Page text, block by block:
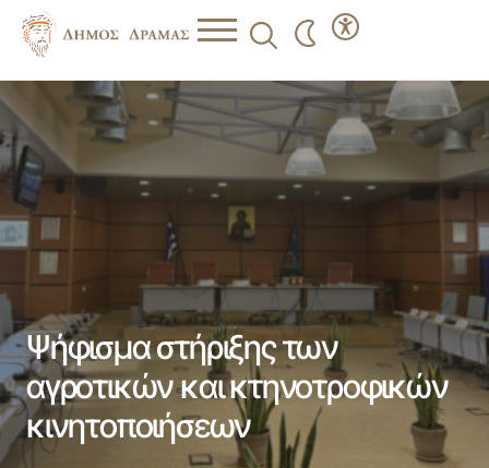
Ψήφισμα στήριξης των αγροτικών και κτηνοτροφικών
κινητοποιήσεων
Ψήφισμα στήριξης των
αγροτικών και κτηνοτροφικών
κινητοποιήσεων